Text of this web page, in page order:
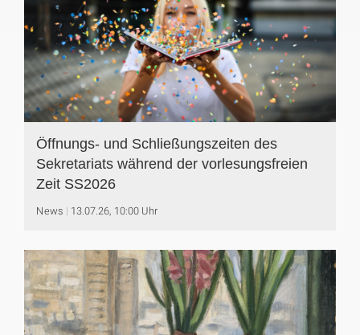
Öffnungs- und Schließungszeiten des
Sekretariats während der vorlesungsfreien
Zeit SS2026
News 13.07.26, 10:00 Uhr